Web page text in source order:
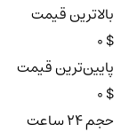
بالاترین قیمت
$ 0
پایین‌ترین قیمت
$ 0
حجم ۲۴ ساعت